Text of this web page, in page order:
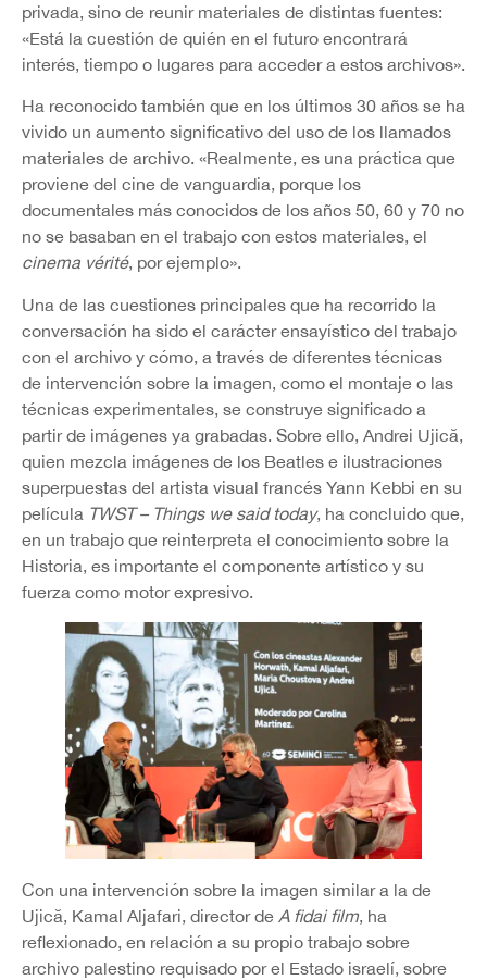
privada, sino de reunir materiales de distintas fuentes:
«Está la cuestión de quién en el futuro encontrará
interés, tiempo o lugares para acceder a estos archivos».
Ha reconocido también que en los últimos 30 años se ha
vivido un aumento significativo del uso de los llamados
materiales de archivo. «Realmente, es una práctica que
proviene del cine de vanguardia, porque los
documentales más conocidos de los años 50, 60 y 70 no
no se basaban en el trabajo con estos materiales, el
cinema vérité, por ejemplo».
Una de las cuestiones principales que ha recorrido la
conversación ha sido el carácter ensayístico del trabajo
con el archivo y cómo, a través de diferentes técnicas
de intervención sobre la imagen, como el montaje o las
técnicas experimentales, se construye significado a
partir de imágenes ya grabadas. Sobre ello, Andrei Ujică,
quien mezcla imágenes de los Beatles e ilustraciones
superpuestas del artista visual francés Yann Kebbi en su
película TWST – Things we said today, ha concluido que,
en un trabajo que reinterpreta el conocimiento sobre la
Historia, es importante el componente artístico y su
fuerza como motor expresivo.
Con una intervención sobre la imagen similar a la de
Ujică, Kamal Aljafari, director de A fidai film, ha
reflexionado, en relación a su propio trabajo sobre
archivo palestino requisado por el Estado israelí, sobre